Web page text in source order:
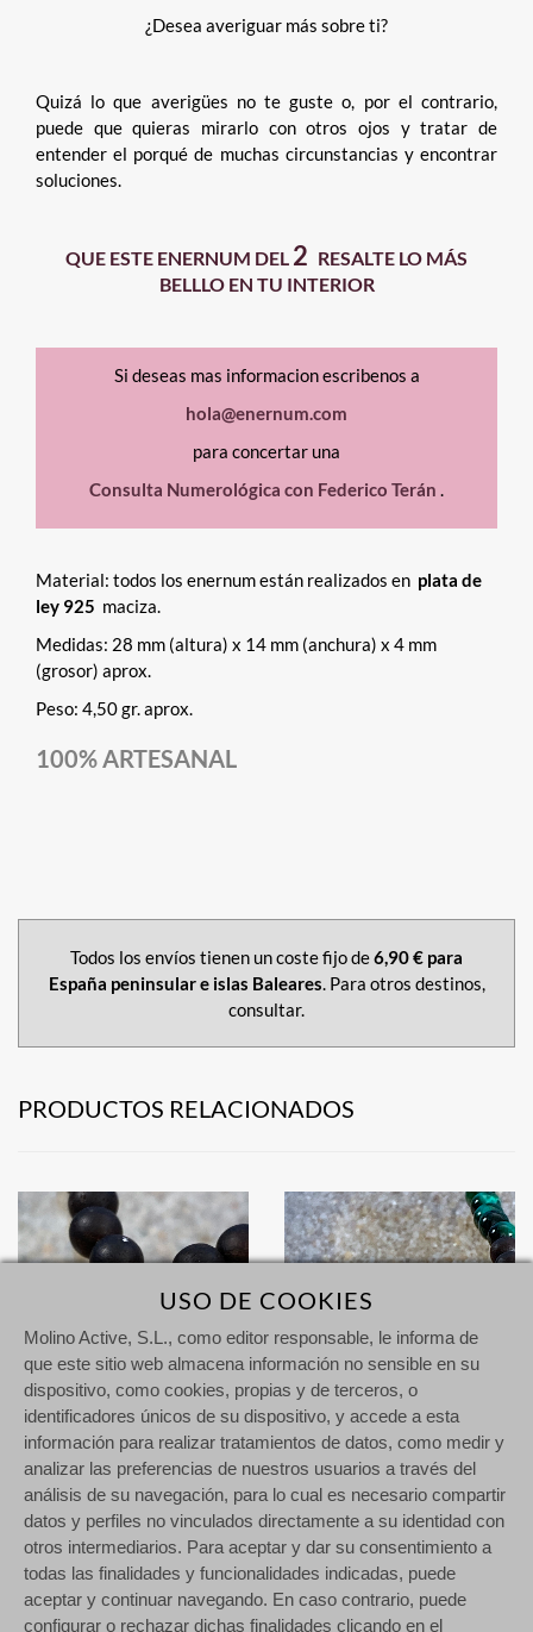
¿Desea averiguar más sobre ti?
Quizá lo que averigües no te guste o, por el contrario,
puede que quieras mirarlo con otros ojos y tratar de
entender el porqué de muchas circunstancias y encontrar
soluciones.
QUE ESTE ENERNUM DEL 2 RESALTE LO MÁS
BELLLO EN TU INTERIOR
Si deseas mas informacion escribenos a
hola@enernum.com
para concertar una
Consulta Numerológica con Federico Terán .
Material: todos los enernum están realizados en plata de
ley 925 maciza.
Medidas: 28 mm (altura) x 14 mm (anchura) x 4 mm
(grosor) aprox.
Peso: 4,50 gr. aprox.
100% ARTESANAL
Todos los envíos tienen un coste fijo de6,90 € para
España peninsular e islas Baleares. Para otros destinos,
consultar.
PRODUCTOS RELACIONADOS
Enernum 2 Pequeño - Sándalo & Turquesa
111,00 €
Enernum 4 Pequeño - Sándalo & Ojo de tigre verde
111,00 €
USO DE COOKIES
Molino Active, S.L., como editor responsable, le informa de
que este sitio web almacena información no sensible en su
dispositivo, como cookies, propias y de terceros, o
identificadores únicos de su dispositivo, y accede a esta
información para realizar tratamientos de datos, como medir y
analizar las preferencias de nuestros usuarios a través del
análisis de su navegación, para lo cual es necesario compartir
datos y perfiles no vinculados directamente a su identidad con
otros intermediarios. Para aceptar y dar su consentimiento a
todas las finalidades y funcionalidades indicadas, puede
aceptar y continuar navegando. En caso contrario, puede
configurar o rechazar dichas finalidades clicando en el